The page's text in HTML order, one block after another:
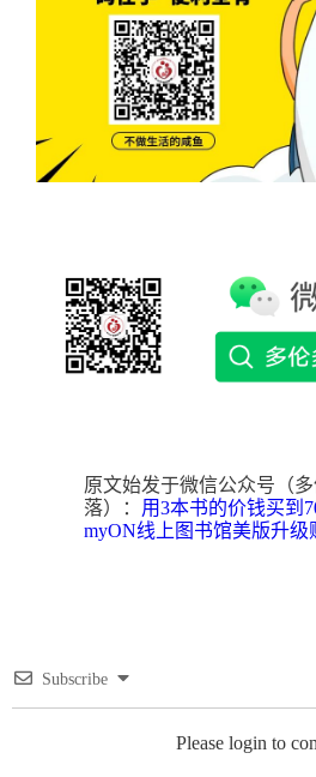
原文始发于微信公众号（
落）： 用3本书的价钱买到
myON线上图书馆美版升级
Subscribe
Please login to